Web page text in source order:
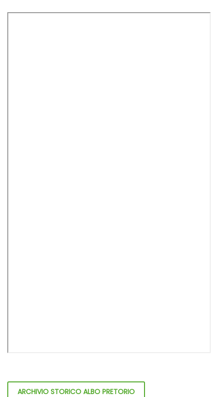
ARCHIVIO STORICO ALBO PRETORIO